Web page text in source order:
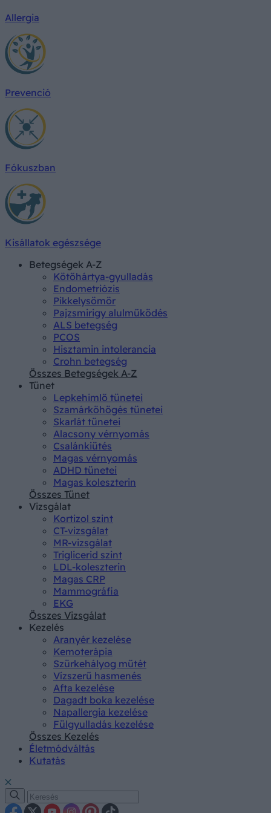
Allergia
Prevenció
Fókuszban
Kisállatok egészsége
Betegségek A-Z
Kötőhártya-gyulladás
Endometriózis
Pikkelysömör
Pajzsmirigy alulműködés
ALS betegség
PCOS
Hisztamin intolerancia
Crohn betegség
Összes Betegségek A-Z
Tünet
Lepkehimlő tünetei
Szamárköhögés tünetei
Skarlát tünetei
Alacsony vérnyomás
Csalánkiütés
Magas vérnyomás
ADHD tünetei
Magas koleszterin
Összes Tünet
Vizsgálat
Kortizol szint
CT-vizsgálat
MR-vizsgálat
Triglicerid szint
LDL-koleszterin
Magas CRP
Mammográfia
EKG
Összes Vizsgálat
Kezelés
Aranyér kezelése
Kemoterápia
Szürkehályog műtét
Vízszerű hasmenés
Afta kezelése
Dagadt boka kezelése
Napallergia kezelése
Fülgyulladás kezelése
Összes Kezelés
Életmódváltás
Kutatás